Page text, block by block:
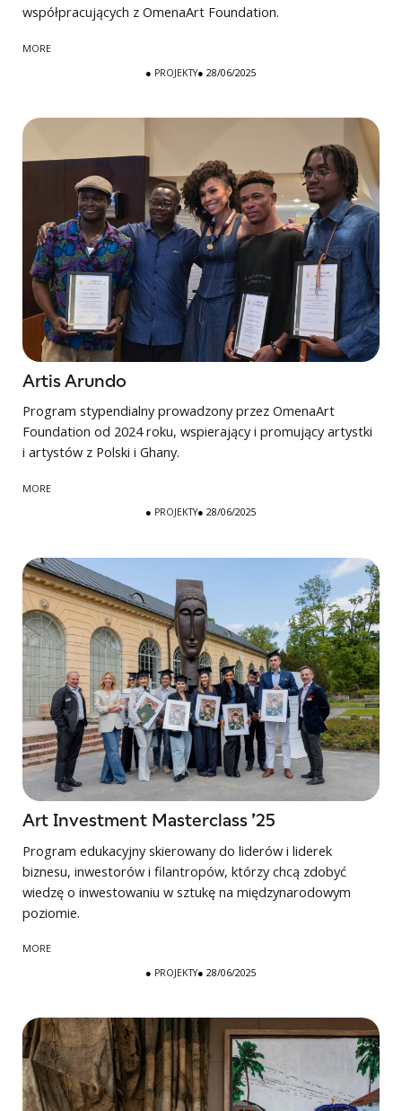
współpracujących z OmenaArt Foundation.
MORE
● PROJEKTY● 28/06/2025
Artis Arundo
Program stypendialny prowadzony przez OmenaArt
Foundation od 2024 roku, wspierający i promujący artystki
i artystów z Polski i Ghany.
MORE
● PROJEKTY● 28/06/2025
Art Investment Masterclass ’25
Program edukacyjny skierowany do liderów i liderek
biznesu, inwestorów i filantropów, którzy chcą zdobyć
wiedzę o inwestowaniu w sztukę na międzynarodowym
poziomie.
MORE
● PROJEKTY● 28/06/2025